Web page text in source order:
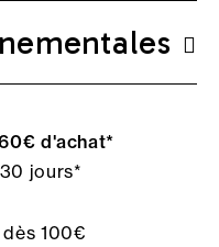
d'achat*
jours*
100€